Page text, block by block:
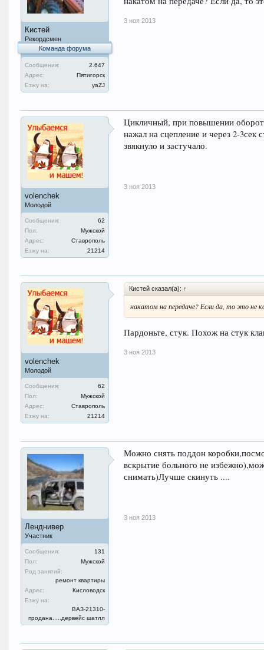
Кистей
Рекордсмен
Команда форума
Сообщения:
2.647
Адрес:
Пятигорск
Езжу на:
уаZJ
3 ноя 2013
volenchek
Молодой
Сообщения:
62
Пол:
Мужской
Адрес:
Ставрополь
Езжу на:
21214
Цикличный, при повышении
нажал на сцепление и через 2-3сек
звякнуло и застучало.
3 ноя 2013
volenchek
Молодой
Сообщения:
62
Пол:
Мужской
Адрес:
Ставрополь
Езжу на:
21214
Кистей сказал(а): ↑
накатом на передаче? Если да, то это не
Пардоньте, стук. Похож на стук
3 ноя 2013
Ленднивер
Участник
Сообщения:
131
Пол:
Мужской
Род занятий:
ремонт квартиры
Адрес:
Кисловодск
Езжу на:
ВАЗ-21310-
продана.....дервейс шатлл
Можно снять поддон
вскрытие больного не
снимать)Лучше скинуть ....
3 ноя 2013